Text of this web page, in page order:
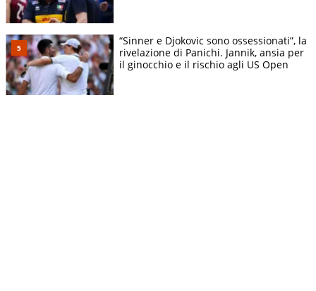
“Sinner e Djokovic sono ossessionati”, la
rivelazione di Panichi. Jannik, ansia per
il ginocchio e il rischio agli US Open